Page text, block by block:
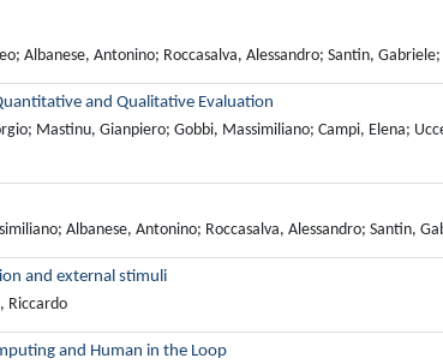
Albanese, Antonino; Roccasalva, Alessandro; Santin,
and Qualitative Evaluation
Mastinu, Gianpiero; Gobbi, Massimiliano; Campi, Elena;
Albanese, Antonino; Roccasalva, Alessandro; Santin,
and external stimuli
Riccardo
and Human in the Loop